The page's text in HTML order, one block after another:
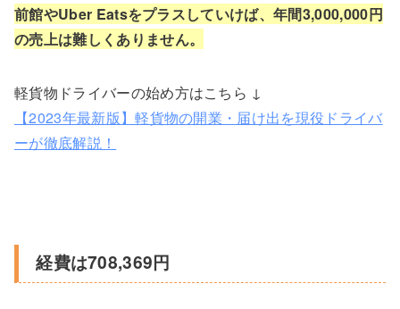
前館やUber Eatsをプラスしていけば、年間3,000,000円
の売上は難しくありません。
軽貨物ドライバーの始め方はこちら ↓
【2023年最新版】軽貨物の開業・届け出を現役ドライバ
ーが徹底解説！
経費は708,369円